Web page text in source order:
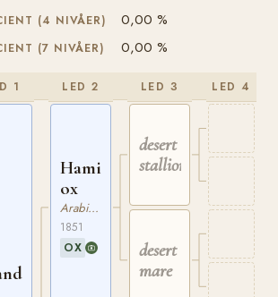
(4 NIVÅER) 0,00 %
(7 NIVÅER) 0,00 %
1 LED 2
Hami
ox
Arabiskt Fullblod
1851
OX
LED 3
desert
stallion
desert
mare
LED 4